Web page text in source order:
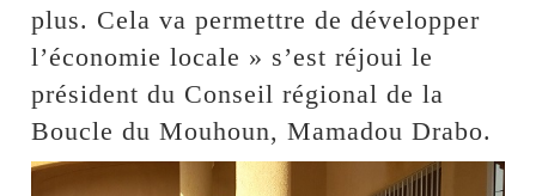
plus. Cela va permettre de développer
l’économie locale » s’est réjoui le
président du Conseil régional de la
Boucle du Mouhoun, Mamadou Drabo.